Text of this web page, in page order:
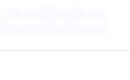
he publicado mi
Drupal